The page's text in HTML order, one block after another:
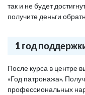
так и не будет
получите деньги
1 год
После курса в центре
«Год патронажа».
профессиональных